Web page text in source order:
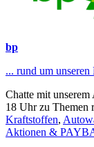
bp
... rund um
Chatte mit
18 Uhr zu Themen
Kraftstoffen,
Aktionen &